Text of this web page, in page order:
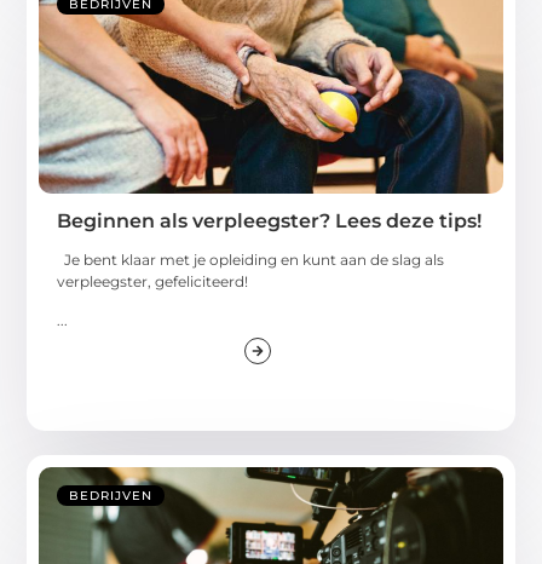
BEDRIJVEN
Beginnen als verpleegster? Lees deze tips!
Je bent klaar met je opleiding en kunt aan de slag als
verpleegster, gefeliciteerd!
...
BEDRIJVEN